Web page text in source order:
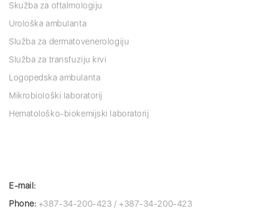
Skužba za oftalmologiju
Urološka ambulanta
Služba za dermatovenerologiju
Služba za transfuziju krvi
Logopedska ambulanta
Mikrobiološki laboratorij
Hematološko-biokemijski laboratorij
E-mail:
Phone: +387-34-200-423 / +387-34-200-423